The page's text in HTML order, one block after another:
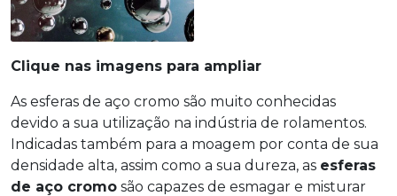
Clique nas imagens para ampliar
As esferas de aço cromo são muito conhecidas
devido a sua utilização na indústria de rolamentos.
Indicadas também para a moagem por conta de sua
densidade alta, assim como a sua dureza, as esferas
de aço cromo são capazes de esmagar e misturar